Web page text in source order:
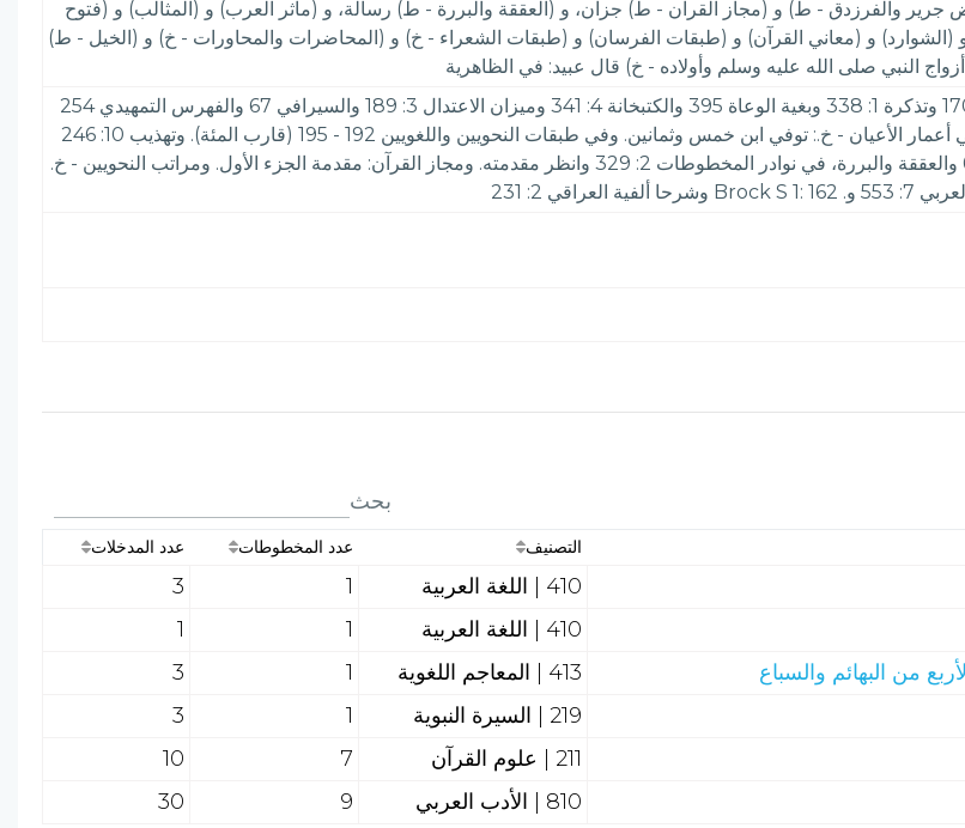
القرآن نظرا. له نحو 200 مؤلف، منها (نقائض جرير والفرزدق - ط) و (مجاز القرآن - ط) جزآن، و (العققة والبررة - ط) رسالة، و (مآثر العرب) و (المثالب) و (فتوح
و (الشوارد) و (معاني القرآن) و (طبقات الفرسان) و (طبقات الشعراء - خ) و (المحاضرات والمحاورات - خ) و (الخيل - ط)
النبي صلى الله عليه وسلم وأولاده - خ) قال عبيد: في الظاهرية
الأعلام 7: 272& وفيات 2: 105 والمشرق 15: 600 وإرشاد 7: 164 - 170 وتذكرة 1: 338 وبغية الوعاة 395 والكتبخانة 4: 341 وميزان الاعتدال 3: 189 والسيرافي 67 والفهرس التمهيدي 254
وتاريخ بغداد 13: 252 وفيه الخلاف في سنة وفاته بين 208 و 213 وفي أعمار الأعيان - خ.: توفي ابن خمس وثمانين. وفي طبقات النحويين واللغويين 192 - 195 (قارب المئة). وتهذيب 10: 246
ونزهة اللباب 137 ومفتاح السعادة 1: 93 وأخبار النحويين البصريين 67 والعققة والبررة، في نوادر المخطوطات 2: 329 وانظر مقدمته. ومجاز القرآن: مقدمة الجزء الأول. ومراتب النحويين - خ.
بحث
التصنيف عدد المخطوطات عدد المدخلات
410 | اللغة العربية 1
3
410 | اللغة العربية 1
1
من البهائم والسباع 413 | المعاجم اللغوية 1
3
219 | السيرة النبوية 1
3
211 | علوم القرآن 7
10
810 | الأدب العربي 9
30